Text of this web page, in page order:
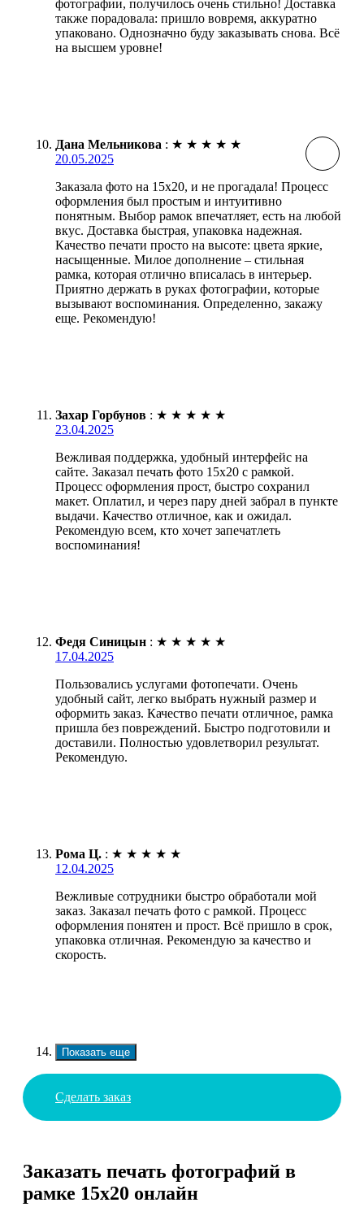
фотографии, получилось очень стильно! Доставка
также порадовала: пришло вовремя, аккуратно
упаковано. Однозначно буду заказывать снова. Всё
на высшем уровне!
Дана Мельникова : ★ ★ ★ ★ ★
20.05.2025
Заказала фото на 15х20, и не прогадала! Процесс
оформления был простым и интуитивно
понятным. Выбор рамок впечатляет, есть на любой
вкус. Доставка быстрая, упаковка надежная.
Качество печати просто на высоте: цвета яркие,
насыщенные. Милое дополнение – стильная
рамка, которая отлично вписалась в интерьер.
Приятно держать в руках фотографии, которые
вызывают воспоминания. Определенно, закажу
еще. Рекомендую!
Захар Горбунов : ★ ★ ★ ★ ★
23.04.2025
Вежливая поддержка, удобный интерфейс на
сайте. Заказал печать фото 15х20 с рамкой.
Процесс оформления прост, быстро сохранил
макет. Оплатил, и через пару дней забрал в пункте
выдачи. Качество отличное, как и ожидал.
Рекомендую всем, кто хочет запечатлеть
воспоминания!
Федя Синицын : ★ ★ ★ ★ ★
17.04.2025
Пользовались услугами фотопечати. Очень
удобный сайт, легко выбрать нужный размер и
оформить заказ. Качество печати отличное, рамка
пришла без повреждений. Быстро подготовили и
доставили. Полностью удовлетворил результат.
Рекомендую.
Рома Ц. : ★ ★ ★ ★ ★
12.04.2025
Вежливые сотрудники быстро обработали мой
заказ. Заказал печать фото с рамкой. Процесс
оформления понятен и прост. Всё пришло в срок,
упаковка отличная. Рекомендую за качество и
скорость.
Показать еще
Сделать заказ
Заказать печать фотографий в
рамке 15х20 онлайн